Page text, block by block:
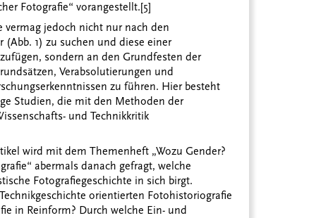
Fotografie“ vorangestellt.[5]
jedoch nicht nur nach den
(Abb. 1) zu suchen und diese einer
sondern an den Grundfesten der
Verabsolutierungen und
zu führen. Hier besteht
Studien, die mit den Methoden der
und Technikkritik
wird mit dem Themenheft „Wozu Gender?
abermals danach gefragt, welche
Fotografiegeschichte in sich birgt.
orientierten Fotohistoriografie
in Reinform? Durch welche Ein- und